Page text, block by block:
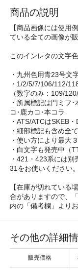
商品の説明
【商品画像には使用
ている全ての画像が
このインレタの文字
・九州色用青23号文字
・1/2/5/7/106/112/
（数字のみ：109/
・所属標記は門ミフ
コ･鹿カコ･本コラ
・ATS/ATCはSKEB
・細部標記も含め全
・使い方により最大
・白文字も発売中（
・421・423系には
31をお使いください。
【在庫が切れている
合がありますので、
内の「備考欄」より
その他の詳細
販売価格